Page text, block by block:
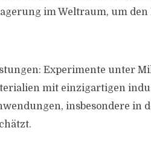
im Weltraum, um
Experimente unter
mit einzigartigen
insbesondere in